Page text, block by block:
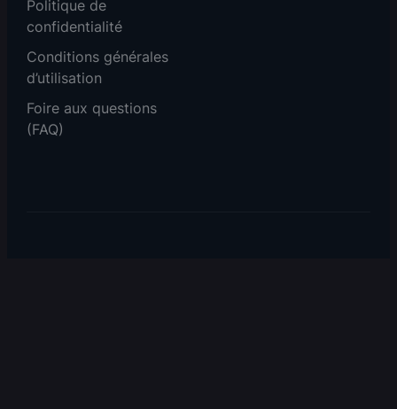
Politique de
confidentialité
Conditions générales
d’utilisation
Foire aux questions
(FAQ)